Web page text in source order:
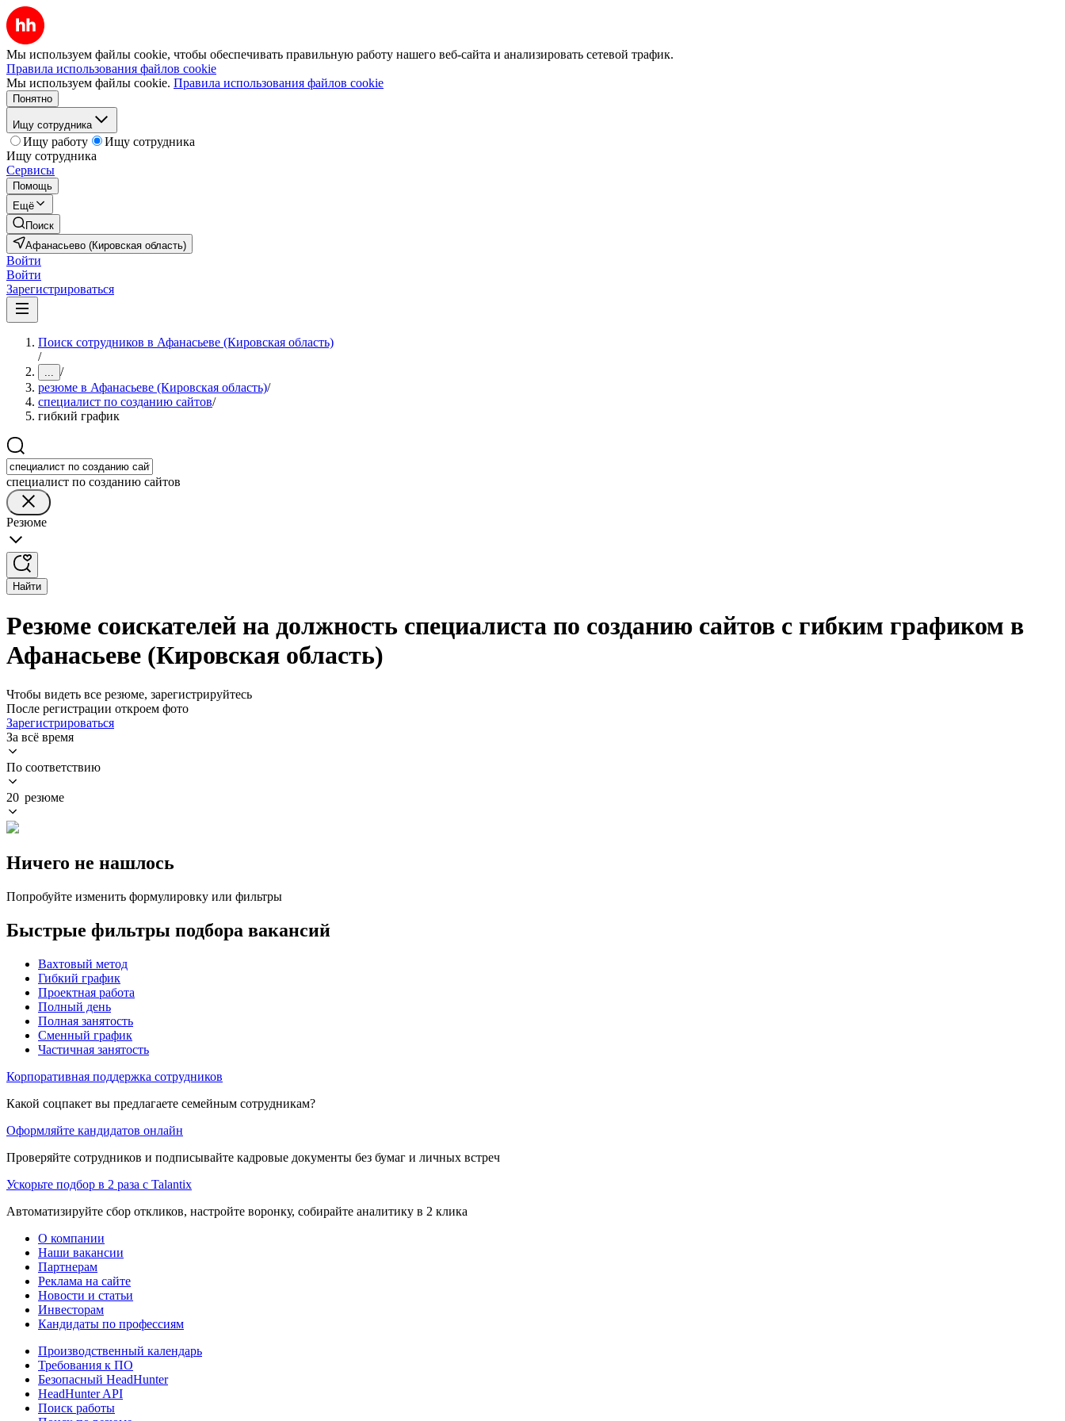
Мы используем файлы cookie, чтобы обеспечивать правильную работу нашего веб-сайта и анализировать сетевой трафик.
Правила использования файлов cookie
Мы используем файлы cookie. Правила использования файлов cookie
Понятно
Ищу сотрудника
Ищу работу
Ищу сотрудника
Ищу сотрудника
Сервисы
Помощь
Ещё
Поиск
Афанасьево (Кировская область)
Войти
Войти
Зарегистрироваться
Поиск сотрудников в Афанасьеве (Кировская область)
/
... /
резюме в Афанасьеве (Кировская область)/
специалист по созданию сайтов/
гибкий график
специалист по созданию сайтов
Резюме
Найти
Резюме соискателей на должность специалиста по созданию сайтов с гибким графиком в
Афанасьеве (Кировская область)
Чтобы видеть все резюме, зарегистрируйтесь
После регистрации откроем фото
Зарегистрироваться
За всё время
По соответствию
20 резюме
Ничего не нашлось
Попробуйте изменить формулировку или фильтры
Быстрые фильтры подбора вакансий
Вахтовый метод
Гибкий график
Проектная работа
Полный день
Полная занятость
Сменный график
Частичная занятость
Корпоративная поддержка сотрудников
Какой соцпакет вы предлагаете семейным сотрудникам?
Оформляйте кандидатов онлайн
Проверяйте сотрудников и подписывайте кадровые документы без бумаг и личных встреч
Ускорьте подбор в 2 раза с Talantix
Автоматизируйте сбор откликов, настройте воронку, собирайте аналитику в 2 клика
О компании
Наши вакансии
Партнерам
Реклама на сайте
Новости и статьи
Инвесторам
Кандидаты по профессиям
Производственный календарь
Требования к ПО
Безопасный HeadHunter
HeadHunter API
Поиск работы